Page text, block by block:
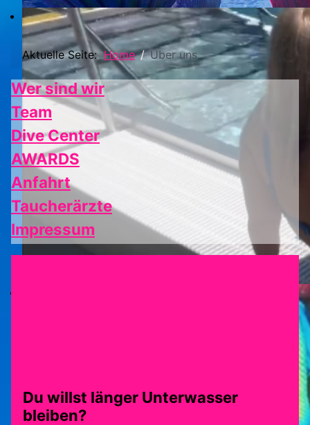
Aktuelle Seite:Home Über uns
Wer sind wir
Team
Dive Center
AWARDS
Anfahrt
Taucherärzte
Impressum
Du willst länger Unterwasser
bleiben?